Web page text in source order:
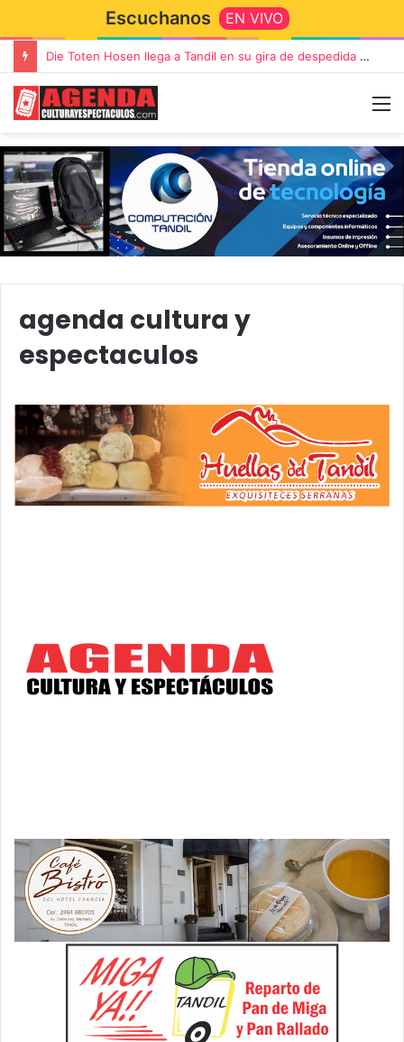
Escuchanos EN VIVO
Die Toten Hosen llega a Tandil en su gira de despedida «Fútbol, Asado, Vino y Adiós Amigos»
agenda cultura y
espectaculos